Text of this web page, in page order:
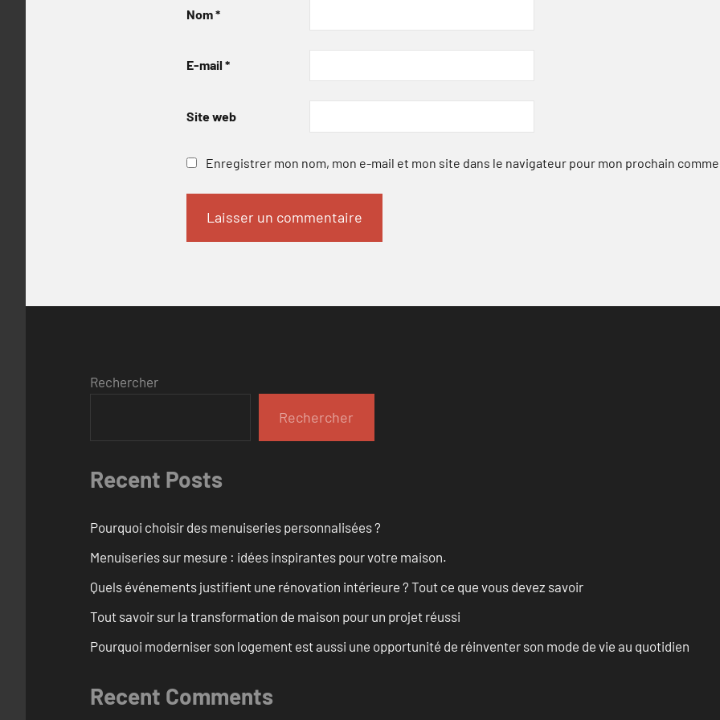
Nom*
E-mail *
Site web
Enregistrer mon nom, mon e-mail et mon site dans le navigateur pour mon prochain
Rechercher
Rechercher
Recent Posts
Pourquoi choisir des menuiseries personnalisées ?
Menuiseries sur mesure : idées inspirantes pour votre maison.
Quels événements justifient une rénovation intérieure ? Tout ce que vous devez savoir
Tout savoir sur la transformation de maison pour un projet réussi
Pourquoi moderniser son logement est aussi une opportunité de réinventer son mode de vie au quotidien
Recent Comments